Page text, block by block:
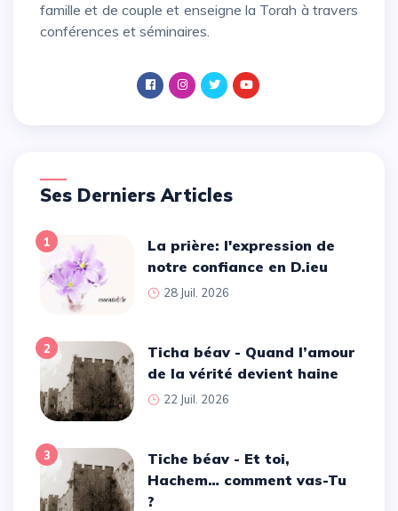
famille et de couple et enseigne la Torah à travers
conférences et séminaires.
Ses Derniers Articles
1
La prière: l'expression de
notre confiance en D.ieu
28 Juil. 2026
2
Ticha béav - Quand l’amour
de la vérité devient haine
22 Juil. 2026
3
Tiche béav - Et toi,
Hachem… comment vas-Tu
?